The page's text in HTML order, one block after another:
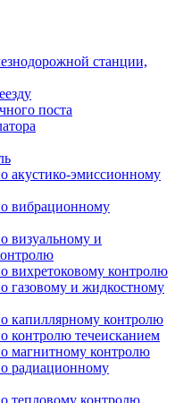
станции,
поста
акустико-эмиссионному
вибрационному
визуальному и
вихретоковому контролю
газовому и жидкостному
капиллярному контролю
контролю течеисканием
магнитному контролю
радиационному
тепловому контролю